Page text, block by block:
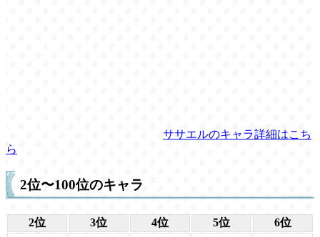
ササエルのキャラ詳細はこち
ら
2位〜100位のキャラ
2位 3位 4位 5位 6位